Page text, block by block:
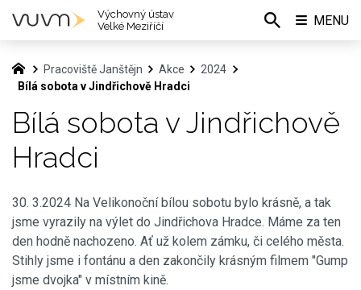
Pracoviště Janštějn Akce
2024
Bílá sobota v Jindřichově Hradci
Bílá sobota v Jindřichově
Hradci
30. 3.2024 Na Velikonoční bílou sobotu bylo krásně, a tak
jsme vyrazily na výlet do Jindřichova Hradce. Máme za ten
den hodně nachozeno. Ať už kolem zámku, či celého města.
Stihly jsme i fontánu a den zakončily krásným filmem "Gump
jsme dvojka" v místním kině.
Výchovný ústav
Velké Meziříčí
MENU